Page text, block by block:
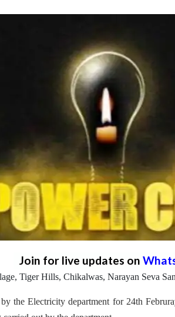
Join for live updates on
Tiger Hills, Chikalwas, Narayan Seva
the Electricity department for 24th